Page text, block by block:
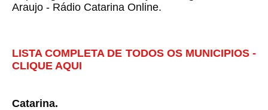
Araujo - Rádio Catarina Online.
LISTA COMPLETA DE TODOS OS MUNICIPIOS -
CLIQUE AQUI
Catarina.